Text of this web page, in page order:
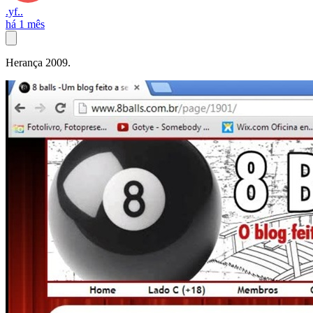
.yf..
há 1 mês
Herança 2009.